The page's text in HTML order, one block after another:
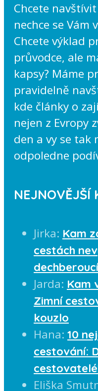
Chcete
nechce se Vám
Chcete výklad
průvodce, ale
kapsy? Máme
pravidelně
kde články o
nejen z Evropy
den a vy se tak
odpoledne
NEJNOVĚJŠÍ
Jirka: Kam
cestách
Jarda: Kam
Zimní
kouzlo
Hana: 10
cestování:
Eliška